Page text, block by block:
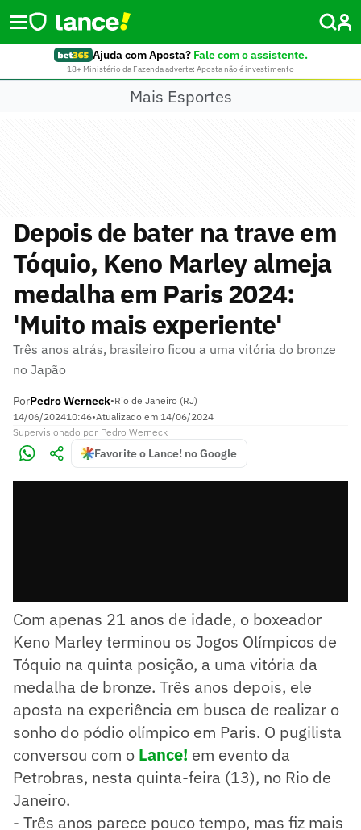
Ajuda com Aposta? Fale com o assistente.
18+ Ministério da Fazenda adverte: Aposta não é investimento
Mais Esportes
Depois de bater na trave em
Tóquio, Keno Marley almeja
medalha em Paris 2024:
'Muito mais experiente'
Três anos atrás, brasileiro ficou a uma vitória do bronze
no Japão
PorPedro Werneck•Rio de Janeiro (RJ)
14/06/202410:46•Atualizado em 14/06/2024
Supervisionado por Pedro Werneck
Favorite o Lance! no Google
Com apenas 21 anos de idade, o boxeador
Keno Marley terminou os Jogos Olímpicos de
Tóquio na quinta posição, a uma vitória da
medalha de bronze. Três anos depois, ele
aposta na experiência em busca de realizar o
sonho do pódio olímpico em Paris. O pugilista
conversou com o Lance! em evento da
Petrobras, nesta quinta-feira (13), no Rio de
Janeiro.
- Três anos parece pouco tempo, mas fiz mais